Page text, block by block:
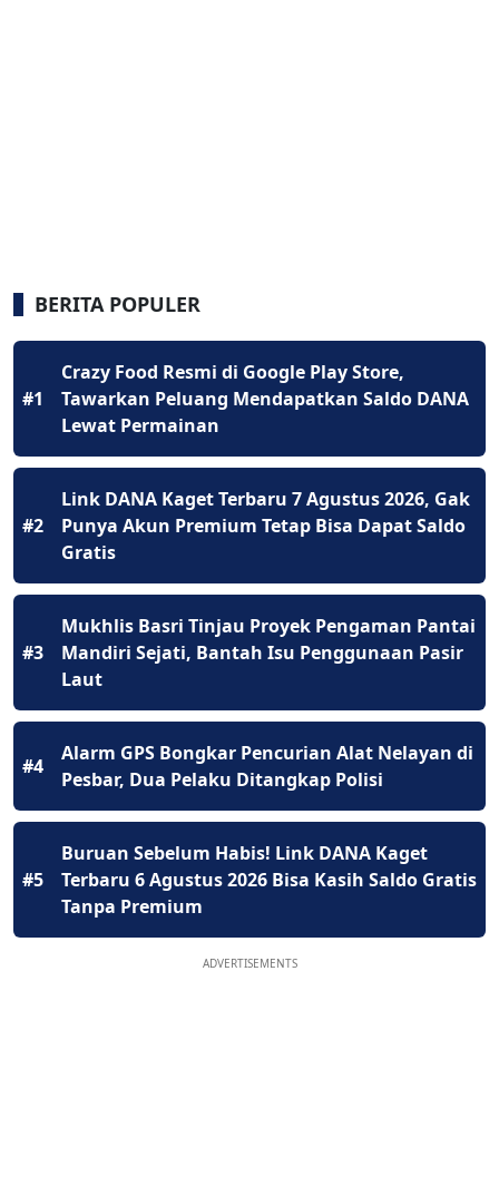
BERITA POPULER
#1
Crazy Food Resmi di Google Play Store,
Tawarkan Peluang Mendapatkan Saldo DANA
Lewat Permainan
#2
Link DANA Kaget Terbaru 7 Agustus 2026, Gak
Punya Akun Premium Tetap Bisa Dapat Saldo
Gratis
#3
Mukhlis Basri Tinjau Proyek Pengaman Pantai
Mandiri Sejati, Bantah Isu Penggunaan Pasir
Laut
#4
Alarm GPS Bongkar Pencurian Alat Nelayan di
Pesbar, Dua Pelaku Ditangkap Polisi
#5
Buruan Sebelum Habis! Link DANA Kaget
Terbaru 6 Agustus 2026 Bisa Kasih Saldo Gratis
Tanpa Premium
ADVERTISEMENTS